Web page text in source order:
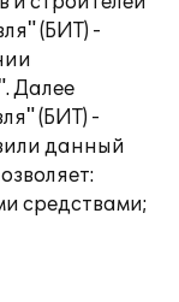
(БИТ) -
Далее
(БИТ) -
данный
средствами;